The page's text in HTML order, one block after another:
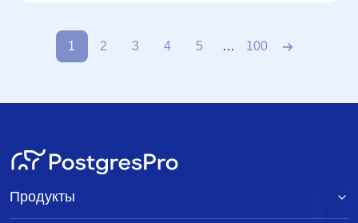
1 2 3 4 5 … 100
Продукты